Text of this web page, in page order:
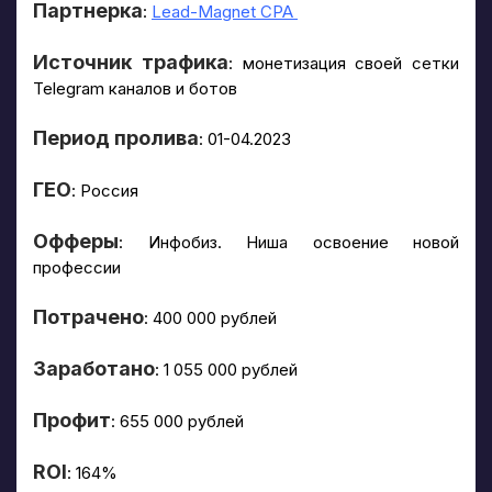
Партнерка: Lead-Magnet CPA
Источник трафика: монетизация своей сетки
Telegram каналов и ботов
Период пролива: 01-04.2023
ГЕО: Россия
Офферы: Инфобиз. Ниша освоение новой
профессии
Потрачено: 400 000 рублей
Заработано: 1 055 000 рублей
Профит: 655 000 рублей
ROI: 164%